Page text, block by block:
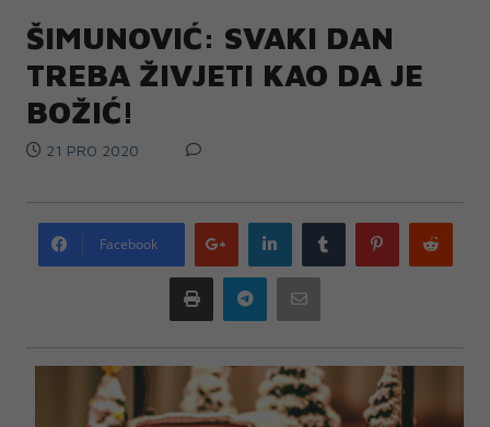
ŠIMUNOVIĆ: SVAKI DAN
TREBA ŽIVJETI KAO DA JE
BOŽIĆ!
21 PRO 2020
Facebook
Google
plus
LinkedIn Tumblr Pinterest
Print Telegram